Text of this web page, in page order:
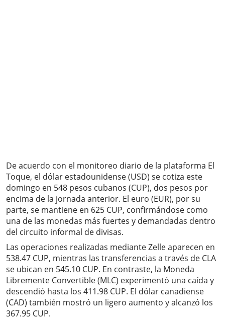
De acuerdo con el monitoreo diario de la plataforma El
Toque, el dólar estadounidense (USD) se cotiza este
domingo en 548 pesos cubanos (CUP), dos pesos por
encima de la jornada anterior. El euro (EUR), por su
parte, se mantiene en 625 CUP, confirmándose como
una de las monedas más fuertes y demandadas dentro
del circuito informal de divisas.
Las operaciones realizadas mediante Zelle aparecen en
538.47 CUP, mientras las transferencias a través de CLA
se ubican en 545.10 CUP. En contraste, la Moneda
Libremente Convertible (MLC) experimentó una caída y
descendió hasta los 411.98 CUP. El dólar canadiense
(CAD) también mostró un ligero aumento y alcanzó los
367.95 CUP.